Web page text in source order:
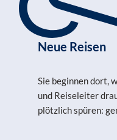
Neue Reisen
Sie beginnen dort,
und Reiseleiter
plötzlich spüren: